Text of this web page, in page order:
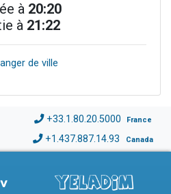
à 20:20
à 21:22
de ville
+33.1.80.20.5000 France
+1.437.887.14.93 Canada